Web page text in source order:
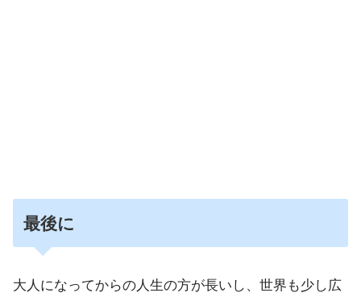
最後に
大人になってからの人生の方が長いし、世界も少し広